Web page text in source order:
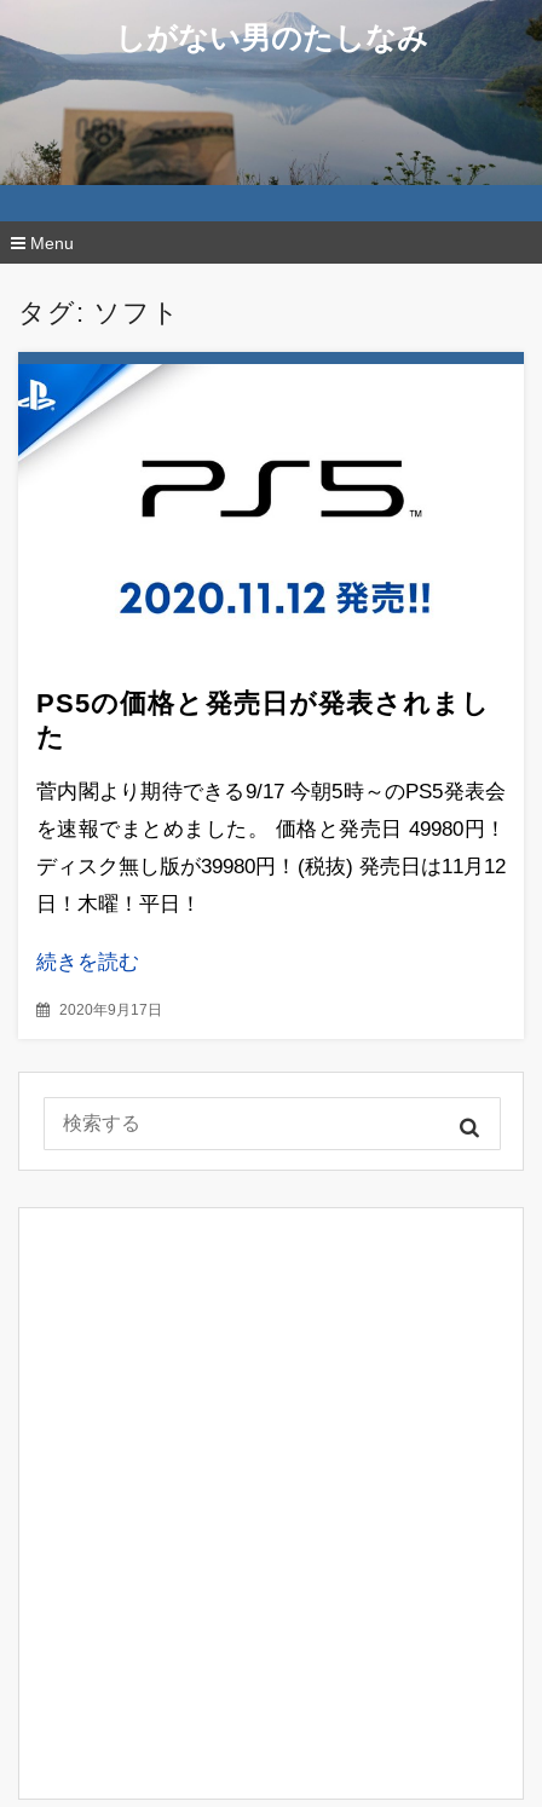
しがない男のたしなみ
Menu
ン
へ
移
動
タグ: ソフト
PS5の価格と発売日が発表されまし
た
菅内閣より期待できる9/17 今朝5時～のPS5発表会
を速報でまとめました。 価格と発売日 49980円！
ディスク無し版が39980円！(税抜) 発売日は11月12
日！木曜！平日！
続きを読む
2020年9月17日